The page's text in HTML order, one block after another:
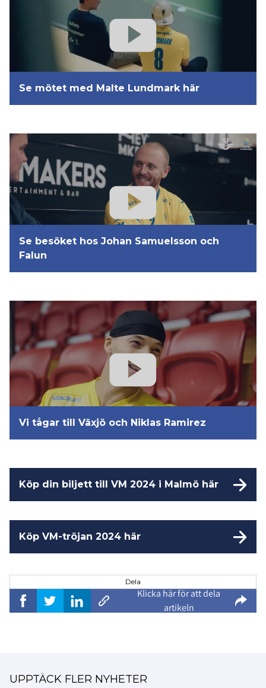
Se mötet med Malte Lundmark här
Se besöket hos Johan Samuelsson och
Falun
Vi tågar till Växjö och Niklas Ramirez
Köp din biljett till VM 2024 i Malmö här
Köp VM-tröjan 2024 här
Dela
Klicka här för att dela
artikeln
UPPTÄCK FLER NYHETER